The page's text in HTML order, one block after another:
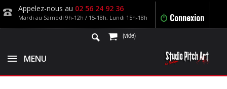
Connexion
Appelez-nous au 02 56 24 92 36
Mardi au Samedi 9h-12h / 15-18h, Lundi 15h-18h
(vide)
MENU